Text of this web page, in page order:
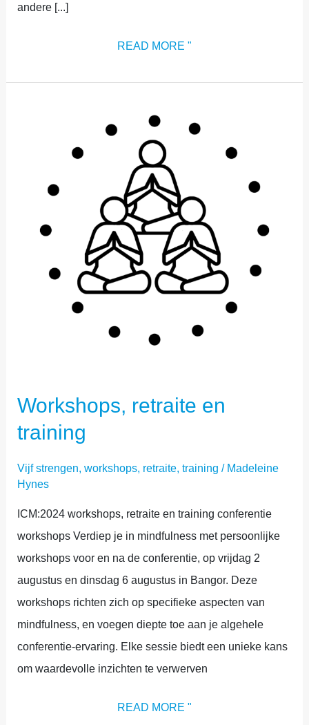
andere [...]
READ MORE "
Workshops, retraite en
training
Vijf strengen, workshops, retraite, training / Madeleine
Hynes
ICM:2024 workshops, retraite en training conferentie
workshops Verdiep je in mindfulness met persoonlijke
workshops voor en na de conferentie, op vrijdag 2
augustus en dinsdag 6 augustus in Bangor. Deze
workshops richten zich op specifieke aspecten van
mindfulness, en voegen diepte toe aan je algehele
conferentie-ervaring. Elke sessie biedt een unieke kans
om waardevolle inzichten te verwerven
RETRAITE
TRAINING
READ MORE "